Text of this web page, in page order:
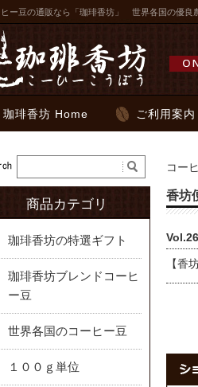
ヒー豆の通販なら「珈琲香坊」 世界各国の優良
珈琲香坊 Home ご利用案内
コー
香坊
【香
商品カテゴリ
珈琲香坊の特選ギフト
珈琲香坊ブレンドコーヒ
ー豆
世界各国のコーヒー豆
１００ｇ単位